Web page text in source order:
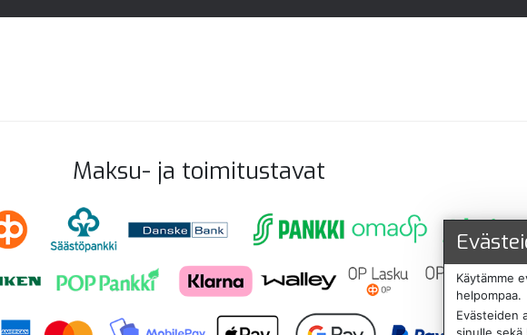
Maksu- ja toimitustavat
Käytämme
helpompaa.
Evästeiden